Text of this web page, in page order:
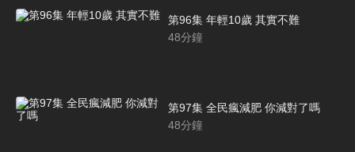
第96集 年輕10歲 其實不難
48分鐘
第97集 全民瘋減肥 你減對了嗎
48分鐘